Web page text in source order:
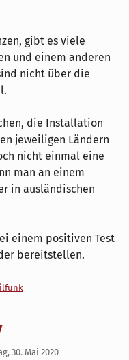
gibt es viele
und einem anderen
nicht über die
die Installation
jeweiligen Ländern
nicht einmal eine
man an einem
in ausländischen
einem positiven Test
bereitstellen.
30. Mai 2020